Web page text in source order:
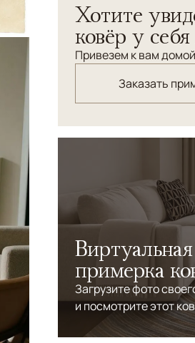
пластикой
света и тени, сохраняя
Хотите
ковёр у
Привезем к вам
Заказать
Виртуальная
примерка
Загрузите фото
и посмотрите этот